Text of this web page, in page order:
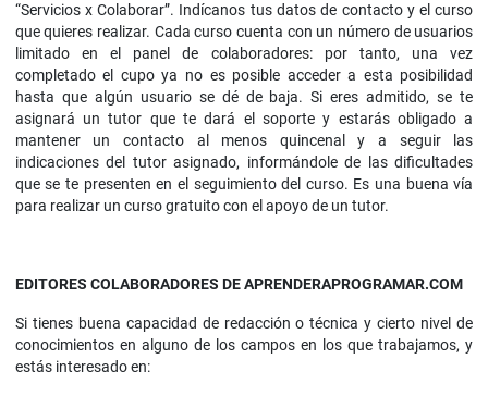
“Servicios x Colaborar”. Indícanos tus datos de contacto y el curso
que quieres realizar. Cada curso cuenta con un número de usuarios
limitado en el panel de colaboradores: por tanto, una vez
completado el cupo ya no es posible acceder a esta posibilidad
hasta que algún usuario se dé de baja. Si eres admitido, se te
asignará un tutor que te dará el soporte y estarás obligado a
mantener un contacto al menos quincenal y a seguir las
indicaciones del tutor asignado, informándole de las dificultades
que se te presenten en el seguimiento del curso. Es una buena vía
para realizar un curso gratuito con el apoyo de un tutor.
EDITORES COLABORADORES DE APRENDERAPROGRAMAR.COM
Si tienes buena capacidad de redacción o técnica y cierto nivel de
conocimientos en alguno de los campos en los que trabajamos, y
estás interesado en: